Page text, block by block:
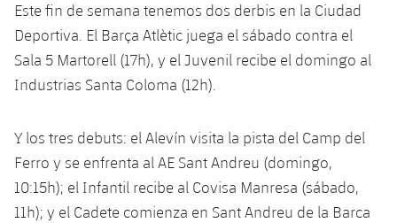
Ciutat Esportiva
plusicon
más
Servicios
Servicios Médicos
Accesibilidad
plusicon
más
Acreditaciones
Instalaciones
Este fin de semana tenemos dos derbis en la Ciudad
Deportiva. El Barça Atlètic juega el sábado contra el
Sala 5 Martorell (17h), y el Juvenil recibe el domingo al
Industrias Santa Coloma (12h).
Y los tres debuts: el Alevín visita la pista del Camp del
Ferro y se enfrenta al AE Sant Andreu (domingo,
10:15h); el Infantil recibe al Covisa Manresa (sábado,
11h); y el Cadete comienza en Sant Andreu de la Barca